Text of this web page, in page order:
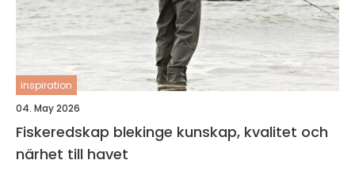
inspiration
04. May 2026
Fiskeredskap blekinge kunskap, kvalitet och
närhet till havet